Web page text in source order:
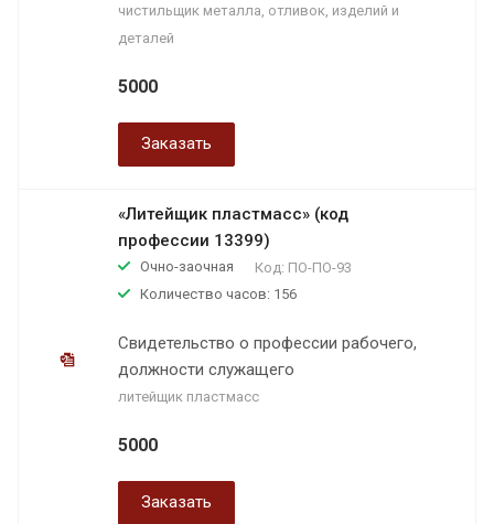
чистильщик металла, отливок, изделий и
деталей
5000
Заказать
«Литейщик пластмасс» (код
профессии 13399)
Очно-заочная Код: ПО-ПО-93
Количество часов: 156
Свидетельство о профессии рабочего,
должности служащего
литейщик пластмасс
5000
Заказать